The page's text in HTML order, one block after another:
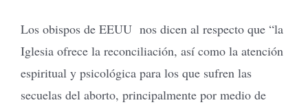
Los obispos de EEUU nos dicen al respecto que “la
Iglesia ofrece la reconciliación, así como la atención
espiritual y psicológica para los que sufren las
secuelas del aborto, principalmente por medio de